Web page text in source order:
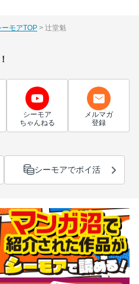
モアTOP 辻堂魁
シーモア
ちゃんねる
メルマガ
登録
シーモアでポイ活